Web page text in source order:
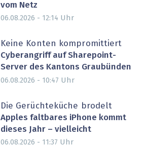
vom Netz
06.08.2026 - 12:14 Uhr
Keine Konten kompromittiert
Cyberangriff auf Sharepoint-
Server des Kantons Graubünden
06.08.2026 - 10:47 Uhr
Die Gerüchteküche brodelt
Apples faltbares iPhone kommt
dieses Jahr – vielleicht
06.08.2026 - 11:37 Uhr